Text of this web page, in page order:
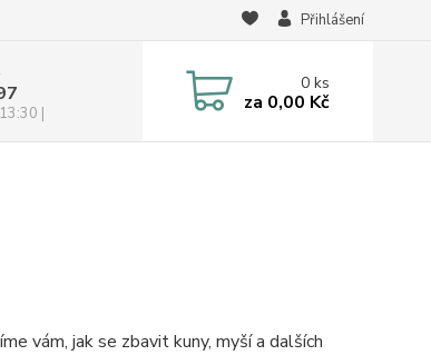
Přihlášení
|
0ks
za 0,00 Kč
vám, jak se zbavit kuny, myší a dalších